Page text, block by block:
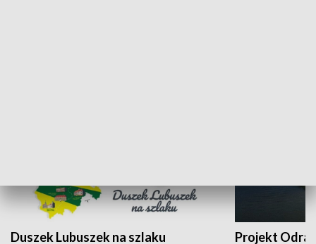
Duszek Lubuszek na szlaku Projekt Odra